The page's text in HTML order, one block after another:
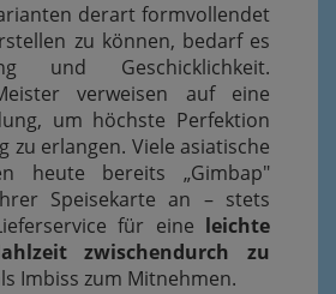
derart formvollendet
zu können, bedarf es
und Geschicklichkeit.
verweisen auf eine
um höchste Perfektion
zu erlangen. Viele asiatische
heute bereits „Gimbap"
Speisekarte an – stets
für eine leichte
zwischendurch zu
Imbiss zum Mitnehmen.